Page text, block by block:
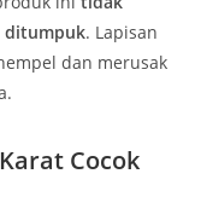
ditumpuk. Lapisan
dan merusak
Cocok